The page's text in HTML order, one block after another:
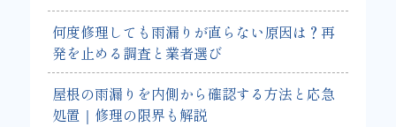
何度修理しても雨漏りが直らない原因は？再
発を止める調査と業者選び
屋根の雨漏りを内側から確認する方法と応急
処置｜修理の限界も解説